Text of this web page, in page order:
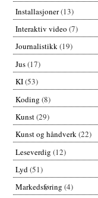
Installasjoner(13)
Interaktiv video (7)
Journalistikk(19)
Jus(17)
KI(53)
Koding (8)
Kunst(29)
Kunst og håndverk(22)
Leseverdig (12)
Lyd(51)
Markedsføring (4)